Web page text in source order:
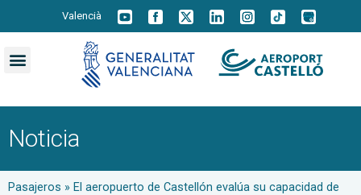
Valencià
Noticia
Pasajeros » El aeropuerto de Castellón evalúa su capacidad de